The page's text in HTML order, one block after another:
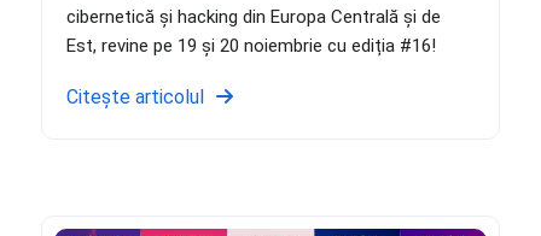
cibernetică și hacking din Europa Centrală și de
Est, revine pe 19 și 20 noiembrie cu ediția #16!
Citește articolul